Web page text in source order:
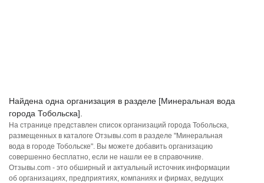
Найдена одна организация в разделе [Минеральная вода
города Тобольска].
На странице представлен список организаций города Тобольска,
размещенных в каталоге Отзывы.com в разделе "Минеральная
вода в городе Тобольске". Вы можете добавить организацию
совершенно бесплатно, если не нашли ее в справочнике.
Отзывы.com - это обширный и актуальный источник информации
об организациях, предприятиях, компаниях и фирмах, ведущих